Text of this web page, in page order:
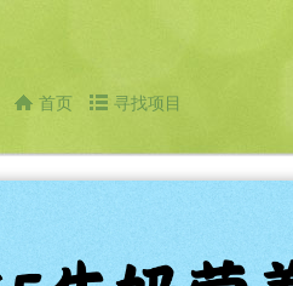
首页 寻找项目